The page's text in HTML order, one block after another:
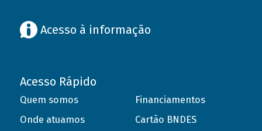
Acesso à informação
Acesso Rápido
Quem somos
Onde atuamos
Financiamentos
Cartão BNDES